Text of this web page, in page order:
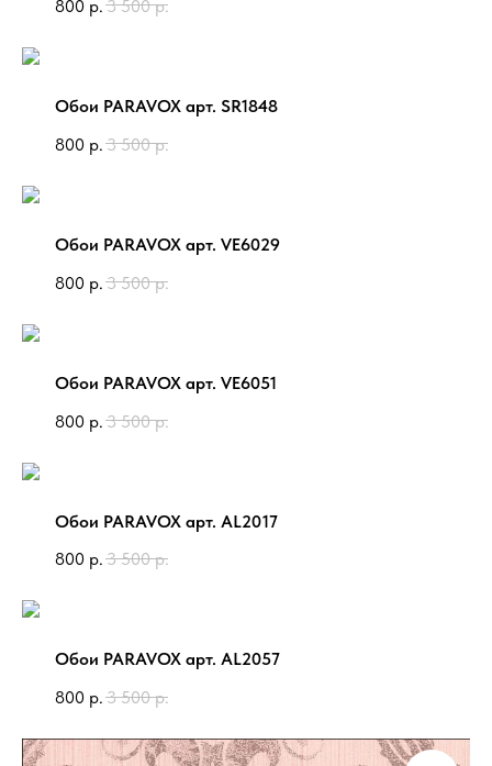
800 р. 3 500 р.
Обои PARAVOX арт. SR1848
800 р. 3 500 р.
Обои PARAVOX арт. VE6029
800 р. 3 500 р.
Обои PARAVOX арт. VE6051
800 р. 3 500 р.
Обои PARAVOX арт. AL2017
800 р. 3 500 р.
Обои PARAVOX арт. AL2057
800 р. 3 500 р.